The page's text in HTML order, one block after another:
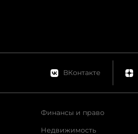
ВКонтакте
Финансы и право
Недвижимость